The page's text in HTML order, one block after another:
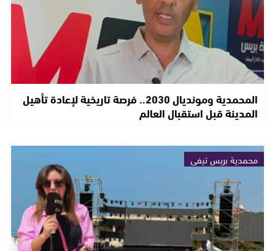
المحمدية ومونديال 2030.. فرصة تاريخية لإعادة تأهيل
المدينة قبل استقبال العالم
محمدية بريس تيفي